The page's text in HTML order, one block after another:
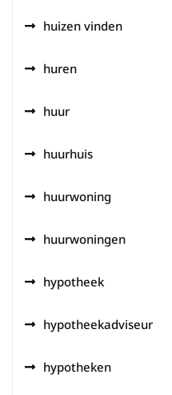
huizen vinden
huren
huur
huurhuis
huurwoning
huurwoningen
hypotheek
hypotheekadviseur
hypotheken